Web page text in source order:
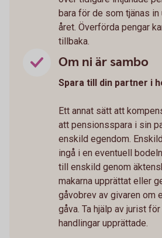
bara för de som tjänas
året. Överförda pengar
tillbaka.
Om ni är sambo
Spara till din partner i
Ett annat sätt att
att pensionsspara i sin
enskild egendom.
ingå i en eventuell
till enskild genom
makarna upprättat eller
gåvobrev av givaren om
gåva. Ta hjälp av jurist
handlingar upprättade.